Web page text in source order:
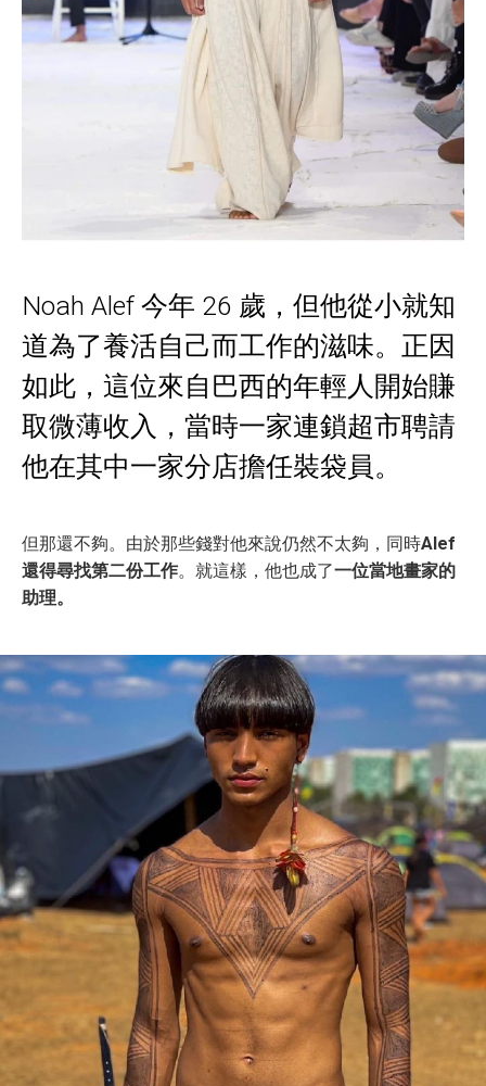
Noah Alef 今年 26 歲，但他從小就知
道為了養活自己而工作的滋味。正因
如此，這位來自巴西的年輕人開始賺
取微薄收入，當時一家連鎖超市聘請
他在其中一家分店擔任裝袋員。
但那還不夠。由於那些錢對他來說仍然不太夠，同時Alef
還得尋找第二份工作。就這樣，他也成了一位當地畫家的
助理。